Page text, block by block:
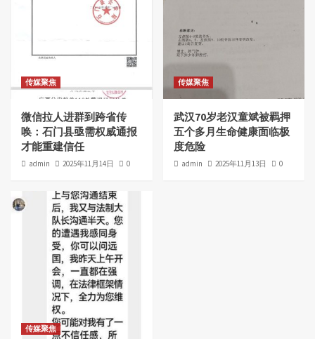
传媒聚焦
微信拉人进群到跨省传
唤：石门县亟需权威通报
才能重建信任
admin 2025年11月14日 0
传媒聚焦
武汉70岁老汉童斌被羁押
五个多月生命健康面临极
度危险
admin 2025年11月13日 0
传媒聚焦